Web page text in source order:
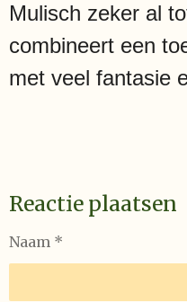
Mulisch zeker al
combineert een
met veel fantasie
Reactie plaatsen
Naam *